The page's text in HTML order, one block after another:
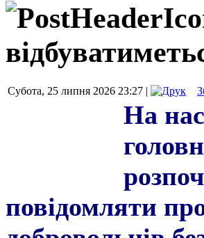
Субота, 25 липня 2026 23:27 |
На
повідомляти